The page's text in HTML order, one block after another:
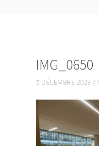
IMG_0650
5 DÉCEMBRE 2023